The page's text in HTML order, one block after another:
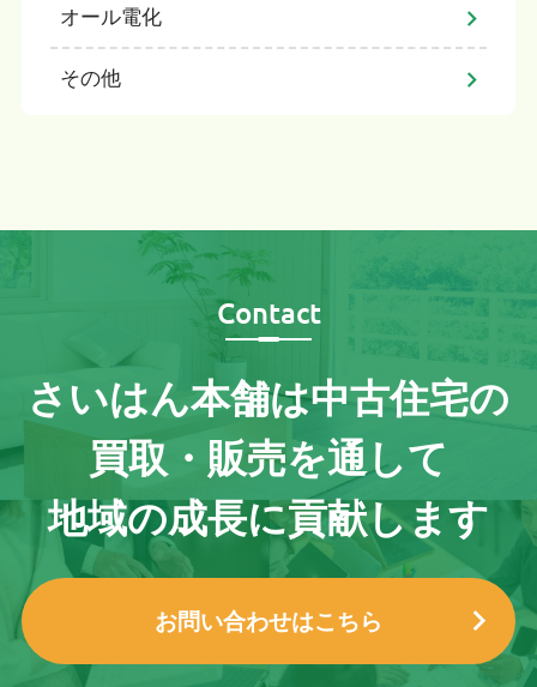
オール電化
その他
Contact
さいはん本舗は中古住宅の
買取・販売を通して
地域の成長に貢献します
お問い合わせはこちら